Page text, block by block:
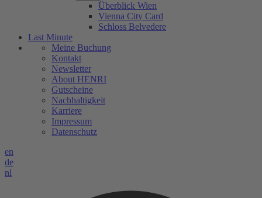
Überblick Wien
Vienna City Card
Schloss Belvedere
Last Minute
Meine Buchung
Kontakt
Newsletter
About HENRI
Gutscheine
Nachhaltigkeit
Karriere
Impressum
Datenschutz
en
de
nl